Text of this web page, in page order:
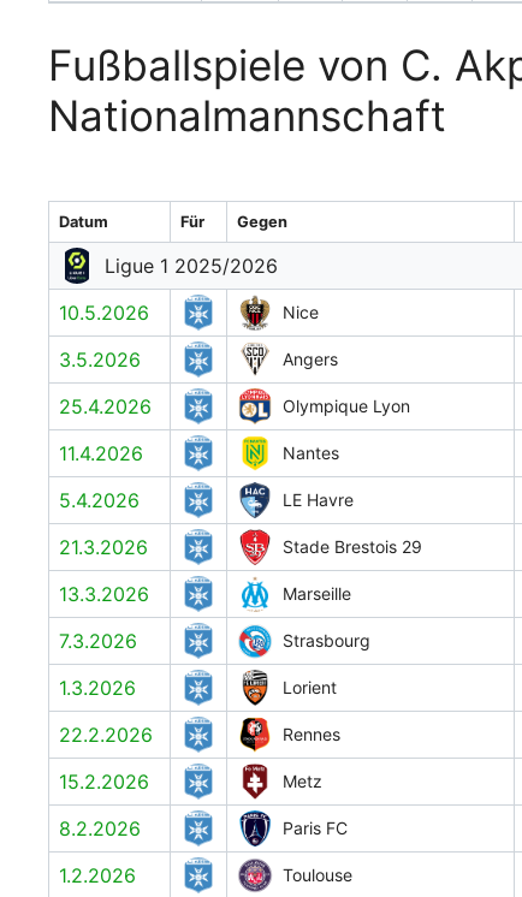
Fußballspiele von C.
Nationalmannschaft
Datum Für Gegen
Ligue 1 2025/2026
10.5.2026
Nice
3.5.2026 Angers
25.4.2026 Olympique Lyon
11.4.2026 Nantes
5.4.2026
LE Havre
21.3.2026
Stade Brestois 29
13.3.2026 Marseille
7.3.2026 Strasbourg
1.3.2026
Lorient
22.2.2026
Rennes
15.2.2026 Metz
8.2.2026 Paris FC
1.2.2026 Toulouse